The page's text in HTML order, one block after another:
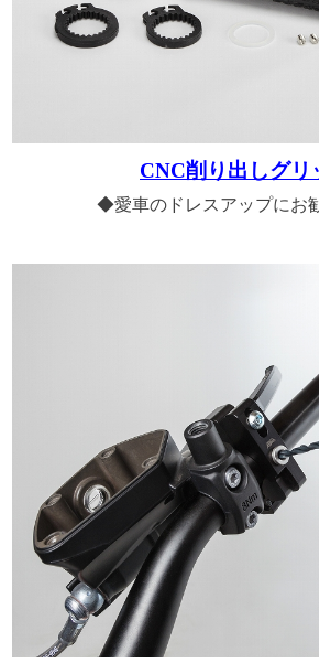
CNC削り出しグリ
◆愛車のドレスアップにお